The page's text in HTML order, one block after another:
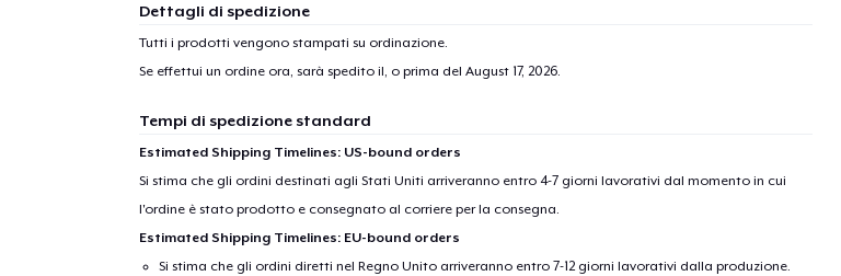
Dettagli di spedizione
Tutti i prodotti vengono stampati su ordinazione.
Se effettui un ordine ora, sarà spedito il, o prima del August 17, 2026.
Tempi di spedizione standard
Estimated Shipping Timelines: US-bound orders
Si stima che gli ordini destinati agli Stati Uniti arriveranno entro 4-7 giorni lavorativi dal momento in cui
l'ordine è stato prodotto e consegnato al corriere per la consegna.
Estimated Shipping Timelines: EU-bound orders
Si stima che gli ordini diretti nel Regno Unito arriveranno entro 7-12 giorni lavorativi dalla produzione.